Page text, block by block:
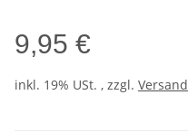
9,95 €
inkl. 19% USt. , zzgl. Versand